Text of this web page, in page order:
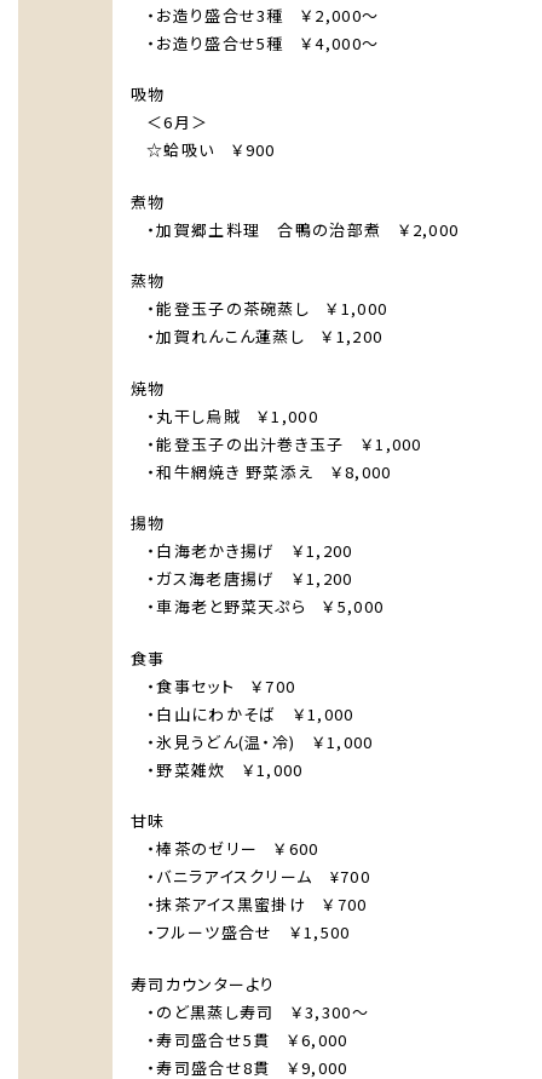
・お造り盛合せ3種 ￥2,000～
・お造り盛合せ5種 ￥4,000～
吸物
＜6月＞
☆蛤吸い ￥900
煮物
・加賀郷土料理 合鴨の治部煮 ￥2,000
蒸物
・能登玉子の茶碗蒸し ￥1,000
・加賀れんこん蓮蒸し ￥1,200
焼物
・丸干し烏賊 ￥1,000
・能登玉子の出汁巻き玉子 ￥1,000
・和牛網焼き 野菜添え ￥8,000
揚物
・白海老かき揚げ ￥1,200
・ガス海老唐揚げ ￥1,200
・車海老と野菜天ぷら ￥5,000
食事
・食事セット ￥700
・白山にわかそば ￥1,000
・氷見うどん(温・冷) ￥1,000
・野菜雑炊 ￥1,000
甘味
・棒茶のゼリー ￥600
・バニラアイスクリーム ¥700
・抹茶アイス黒蜜掛け ￥700
・フルーツ盛合せ ￥1,500
寿司カウンターより
・のど黒蒸し寿司 ￥3,300～
・寿司盛合せ5貫 ￥6,000
・寿司盛合せ8貫 ￥9,000